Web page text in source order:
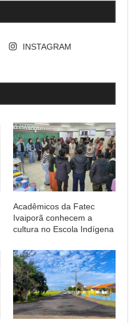
INSTAGRAM
Acadêmicos da Fatec
Ivaiporã conhecem a
cultura no Escola Indígena